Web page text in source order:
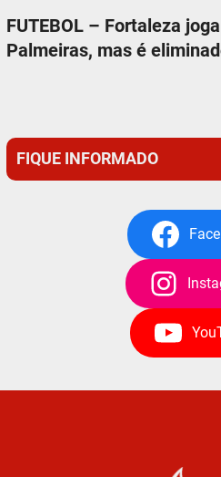
FUTEBOL – Fortaleza
Palmeiras, mas é
FIQUE INFORMADO